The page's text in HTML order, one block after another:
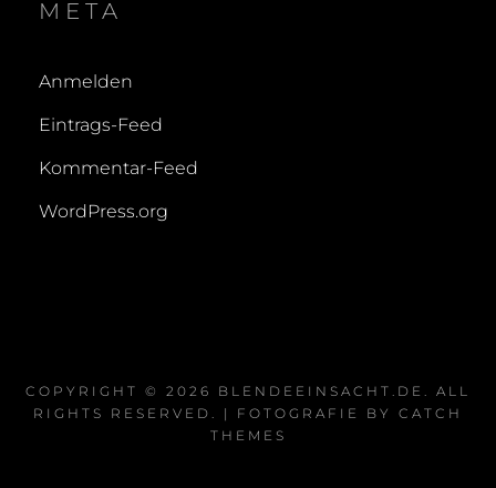
META
Anmelden
Eintrags-Feed
Kommentar-Feed
WordPress.org
COPYRIGHT © 2026 BLENDEEINSACHT.DE
. ALL
RIGHTS RESERVED. | FOTOGRAFIE BY CATCH
THEMES